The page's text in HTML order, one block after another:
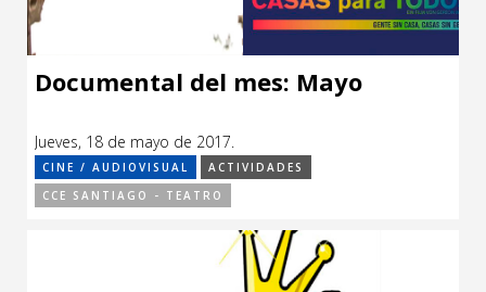
Documental del mes: Mayo
Jueves, 18 de mayo de 2017.
CINE / AUDIOVISUAL
ACTIVIDADES
CCE SANTIAGO - TEATRO